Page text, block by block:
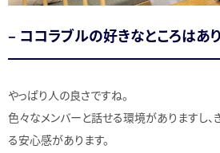
– ココラブルの好きなところはあ
やっぱり人の良さですね。
色々なメンバーと話せる環境がありますし、
る安心感があります。